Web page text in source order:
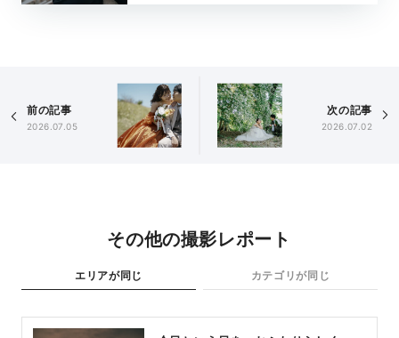
前の記事
2026.07.05
次の記事
2026.07.02
その他の撮影レポート
エリアが同じ カテゴリが同じ